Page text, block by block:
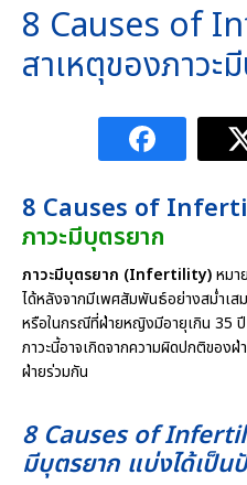
8 Causes of
สาเหตุของภาวะ
8 Causes of
ภาวะมีบุตรยาก
ภาวะมีบุตรยาก (Infertility)หมา
ได้หลังจากมีเพศสัมพันธ์อย่างสม่ำเส
หรือในกรณีที่ฝ่ายหญิงมีอายุเกิน 35 ปี
ภาวะนี้อาจเกิดจากความผิดปกติของ
ฝ่ายร่วมกัน
8 Causes of
มีบุตรยาก แบ่งได้เป็